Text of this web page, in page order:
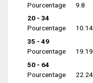
Pourcentage
9.8
20 - 34
Pourcentage
10.14
35 - 49
Pourcentage
19.19
50 - 64
Pourcentage
22.24